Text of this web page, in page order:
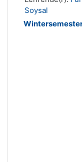
Soysal